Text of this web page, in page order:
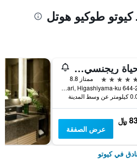
كيوتو طوكيو هوتل
حياة ريجنسي كيوتو
ممتاز 8.8
644-2 Sanjusangendo-Mawari, Higashiyama-ku, كيوتو, اليابان
عن وسط المدينة
﷼
عرض الصفقة
في كيوتو